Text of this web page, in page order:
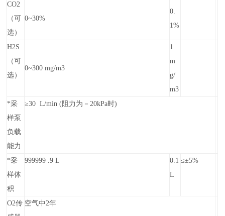
CO2
（可
选）
0~30%
0.
1%
H2S
（可
选）
0~300 mg/m3
1
m
g/
m3
*采
样泵
负载
能力
≥30 L/min (阻力为－20kPa时)
*采
样体
积
999999 .9 L
0.1
L
≤±5%
O2传 空气中2年